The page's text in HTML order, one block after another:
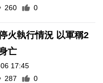
260 0
火執行情況 以軍稱2
亡
17:45
287 0